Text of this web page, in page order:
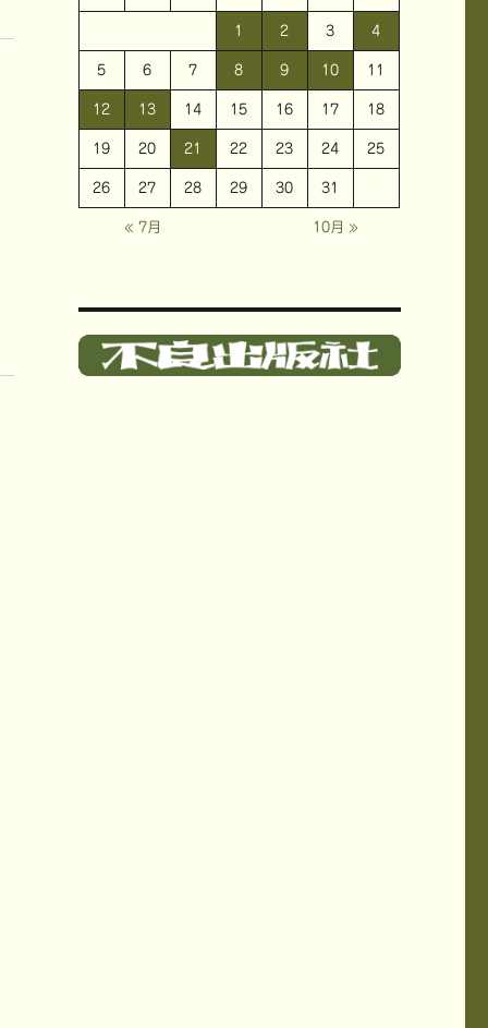
1 2 3 4
5 6 7 8 9 10 11
12 13 14 15 16 17 18
19 20 21 22 23 24 25
26 27 28 29 30 31
« 7月 10月 »